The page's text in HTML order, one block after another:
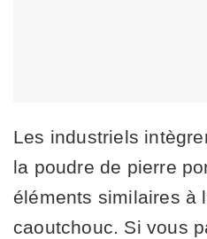
Les industriels
la poudre de pierre
éléments similaires à
caoutchouc. Si vous